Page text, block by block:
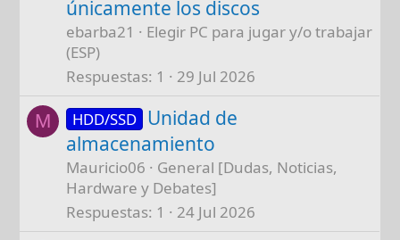
únicamente los discos
ebarba21
Elegir PC para jugar y/o trabajar
(ESP)
Respuestas 1 29 Jul 2026
M HDD/SSD Unidad de
almacenamiento
Mauricio06
General [Dudas, Noticias,
Hardware y Debates]
Respuestas 1 24 Jul 2026